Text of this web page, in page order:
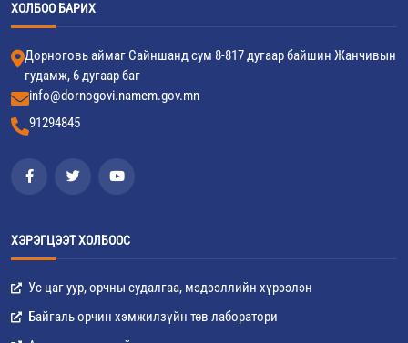
ХОЛБОО БАРИХ
Дорноговь аймаг Сайншанд сум 8-817 дугаар байшин Жанчивын
гудамж, 6 дугаар баг
info@dornogovi.namem.gov.mn
91294845
ХЭРЭГЦЭЭТ ХОЛБООС
Ус цаг уур, орчны судалгаа, мэдээллийн хүрээлэн
Байгаль орчин хэмжилзүйн төв лаборатори